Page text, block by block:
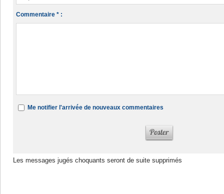
Commentaire * :
Me notifier l'arrivée de nouveaux commentaires
Les messages jugés choquants seront de suite supprimés